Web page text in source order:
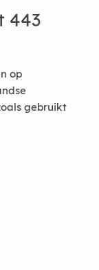
443
op
gebruikt